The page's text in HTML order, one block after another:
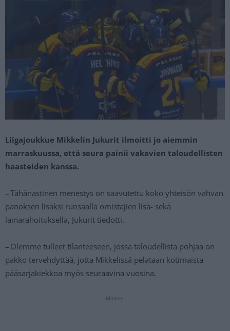
Liigajoukkue Mikkelin Jukurit ilmoitti jo aiemmin
marraskuussa, että seura painii vakavien taloudellisten
haasteiden kanssa.
– Tähänastinen menestys on saavutettu koko yhteisön vahvan
panoksen lisäksi runsaalla omistajien lisä- sekä
lainarahoituksella, Jukurit tiedotti.
– Olemme tulleet tilanteeseen, jossa taloudellista pohjaa on
pakko tervehdyttää, jotta Mikkelissä pelataan kotimaista
pääsarjakiekkoa myös seuraavina vuosina.
Mainos: